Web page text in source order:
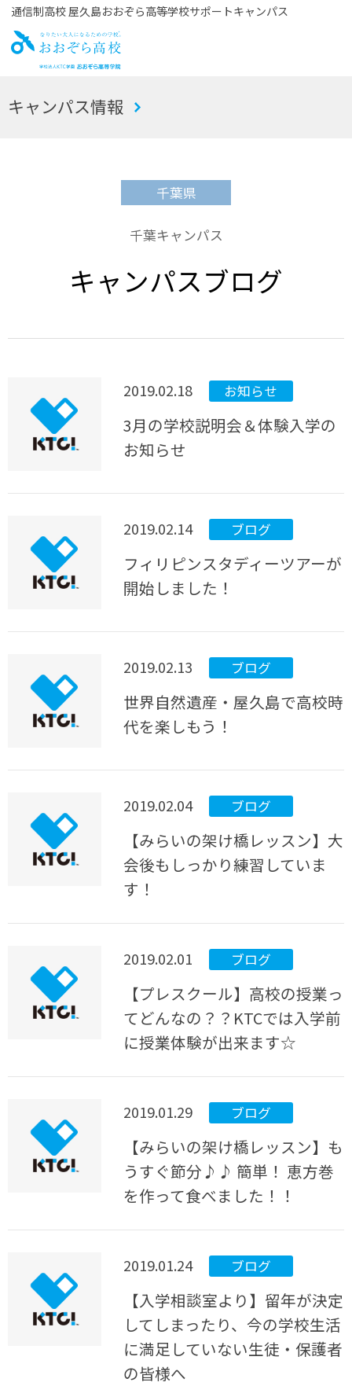
通信制高校 屋久島おおぞら高等学校サポートキャンパス
お
キャンパス情報
千葉県
千葉キャンパス
キャンパスブログ
2019.02.18 お知らせ
3月の学校説明会＆体験入学の
お知らせ
2019.02.14 ブログ
フィリピンスタディーツアーが
開始しました！
2019.02.13 ブログ
世界自然遺産・屋久島で高校時
代を楽しもう！
2019.02.04 ブログ
【みらいの架け橋レッスン】大
会後もしっかり練習していま
す！
2019.02.01 ブログ
【プレスクール】高校の授業っ
てどんなの？？KTCでは入学前
に授業体験が出来ます☆
2019.01.29 ブログ
【みらいの架け橋レッスン】も
うすぐ節分♪♪ 簡単！ 恵方巻
を作って食べました！！
2019.01.24 ブログ
【入学相談室より】留年が決定
してしまったり、今の学校生活
に満足していない生徒・保護者
の皆様へ